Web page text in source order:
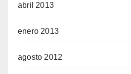
abril 2013
enero 2013
agosto 2012